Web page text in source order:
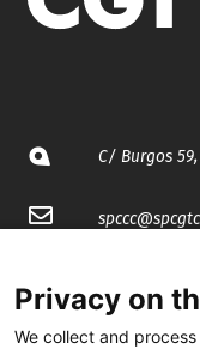
C/ Burgos
spccc@
Privacy on
We collect and